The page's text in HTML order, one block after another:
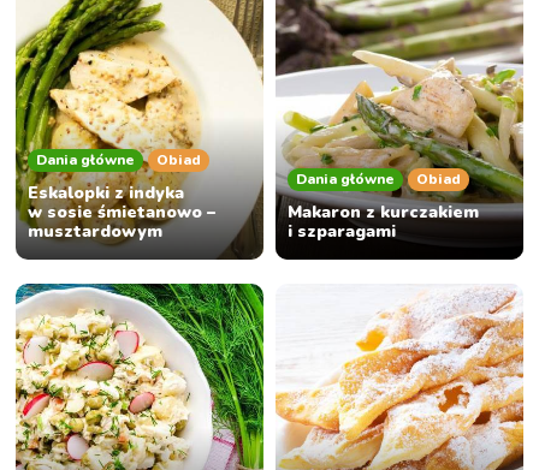
Dania główne Obiad
Eskalopki z indyka
w sosie śmietanowo –
musztardowym
Dania główne Obiad
Makaron z kurczakiem
i szparagami